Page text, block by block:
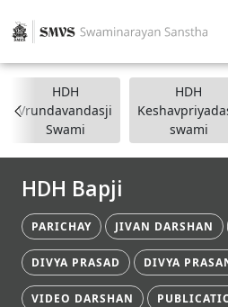
HDH
Vrundavandasji
Swami
HDH
swami
HDH Bapji
PARICHAY JIVAN DARSHAN
DIVYA PRASAD DIVYA
VIDEO DARSHAN